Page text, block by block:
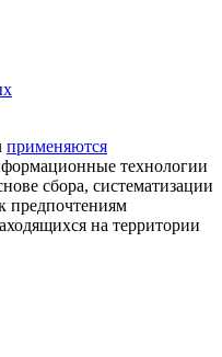
применяются
технологии
сбора, систематизации
предпочтениям
на территории